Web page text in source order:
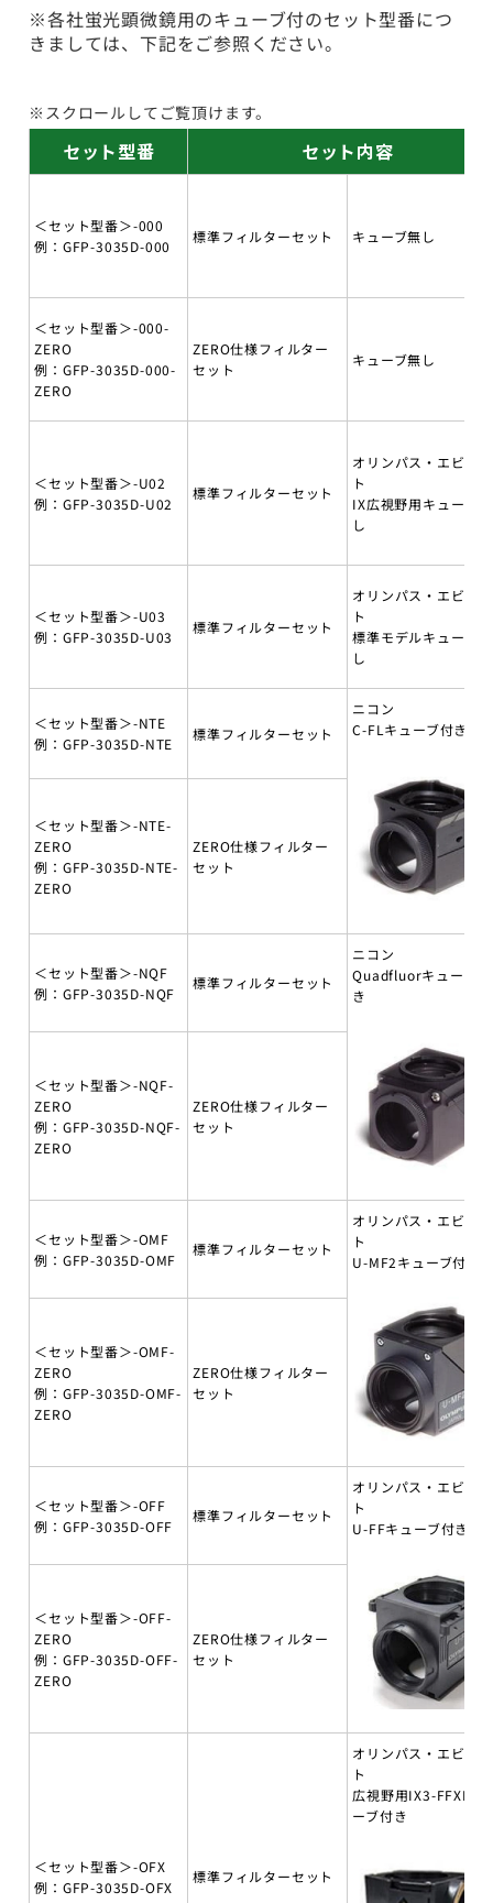
※各社蛍光顕微鏡用のキューブ付のセット型番につ
きましては、下記をご参照ください。
※スクロールしてご覧頂けます。
セット型番 セット内容
＜セット型番＞-000
例：GFP-3035D-000
標準フィルターセット キューブ無し
＜セット型番＞-000-
ZERO
例：GFP-3035D-000-
ZERO
ZERO仕様フィルター
セット
キューブ無し
＜セット型番＞-U02
例：GFP-3035D-U02
標準フィルターセット
オリンパス・エビデン
ト
IX広視野用キューブ無
し
＜セット型番＞-U03
例：GFP-3035D-U03
標準フィルターセット
オリンパス・エビデン
ト
標準モデルキューブ無
し
＜セット型番＞-NTE
例：GFP-3035D-NTE
標準フィルターセット
ニコン
C-FLキューブ付き
＜セット型番＞-NTE-
ZERO
例：GFP-3035D-NTE-
ZERO
ZERO仕様フィルター
セット
＜セット型番＞-NQF
例：GFP-3035D-NQF
標準フィルターセット
ニコン
Quadfluorキューブ付
き
＜セット型番＞-NQF-
ZERO
例：GFP-3035D-NQF-
ZERO
ZERO仕様フィルター
セット
＜セット型番＞-OMF
例：GFP-3035D-OMF
標準フィルターセット
オリンパス・エビデン
ト
U-MF2キューブ付き
＜セット型番＞-OMF-
ZERO
例：GFP-3035D-OMF-
ZERO
ZERO仕様フィルター
セット
＜セット型番＞-OFF
例：GFP-3035D-OFF
標準フィルターセット
オリンパス・エビデン
ト
U-FFキューブ付き
＜セット型番＞-OFF-
ZERO
例：GFP-3035D-OFF-
ZERO
ZERO仕様フィルター
セット
＜セット型番＞-OFX
例：GFP-3035D-OFX
標準フィルターセット
オリンパス・エビデン
ト
広視野用IX3-FFXLキ
ーブ付き